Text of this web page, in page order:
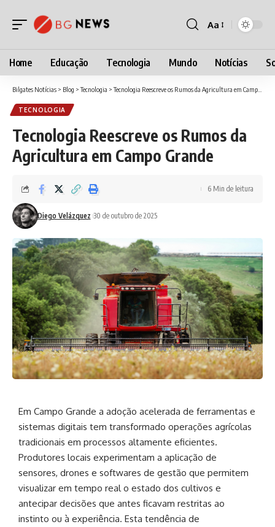
Aa
Home Educação Tecnologia Mundo Notícias
Bilgates Notícias > Blog >Tecnologia >Tecnologia Reescreve os Rumos da Agricultura em Campo Grande
TECNOLOGIA
Tecnologia Reescreve os Rumos da
Agricultura em Campo Grande
Diego Velázquez 30 de outubro de 2025
6 Min de leitura
Em Campo Grande a adoção acelerada de ferramentas e
sistemas digitais tem transformado operações agrícolas
tradicionais em processos altamente eficientes.
Produtores locais experimentam a aplicação de
sensores, drones e softwares de gestão que permitem
visualizar em tempo real o estado dos cultivos e
antecipar decisões que antes ficavam restritas ao
instinto ou à experiência. Esta tendência de